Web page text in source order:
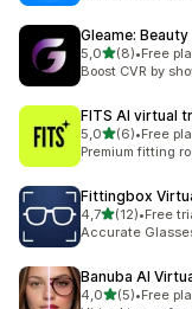
Gleame:
5,0na 5
(8)
Łączna liczba
•Free
Boost CVR by
FITS AI virtual
5,0na 5
(6)
Łączna liczba
•Free
Premium fitting
Fittingbox
4,7na 5 gwiazdek
(12)
Łączna liczba
•Free
Accurate
Banuba AI
4,0na 5
(5)
Łączna liczba
•Free